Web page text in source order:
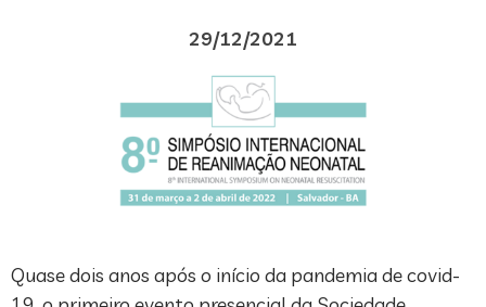
29/12/2021
Quase dois anos após o início da pandemia de covid-